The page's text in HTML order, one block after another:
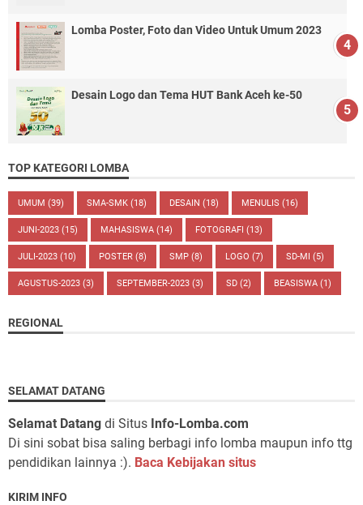
Lomba Poster, Foto dan Video Untuk Umum 2023
Desain Logo dan Tema HUT Bank Aceh ke-50
TOP KATEGORI LOMBA
UMUM (39) SMA-SMK (18) DESAIN (18) MENULIS (16)
JUNI-2023 (15) MAHASISWA (14) FOTOGRAFI (13)
JULI-2023 (10) POSTER (8) SMP (8) LOGO (7) SD-MI (5)
AGUSTUS-2023 (3) SEPTEMBER-2023 (3) SD (2) BEASISWA (1)
REGIONAL
SELAMAT DATANG
Selamat Datang di Situs Info-Lomba.com
Di sini sobat bisa saling berbagi info lomba maupun info ttg
pendidikan lainnya :). Baca Kebijakan situs
KIRIM INFO